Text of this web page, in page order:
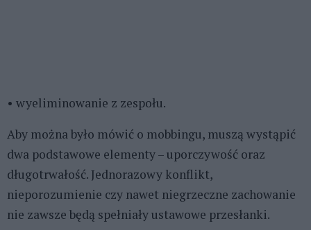
• wyeliminowanie z zespołu.
Aby można było mówić o mobbingu, muszą wystąpić
dwa podstawowe elementy – uporczywość oraz
długotrwałość. Jednorazowy konflikt,
nieporozumienie czy nawet niegrzeczne zachowanie
nie zawsze będą spełniały ustawowe przesłanki.